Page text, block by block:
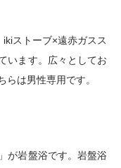
ストーブ×遠赤ガスス
います。広々としてお
らは男性専用です。
が岩盤浴です。岩盤浴